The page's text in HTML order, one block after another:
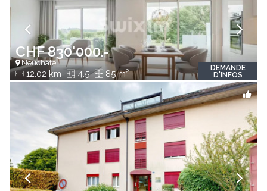
CHF 830'000.-
Neuchâtel
12.02 km 4.5 85 m2
DEMANDE
D'INFOS